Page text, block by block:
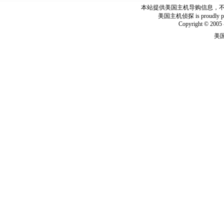
本站提供美国主机导购信息，
美国主机侦探 is proudly
Copyright © 2005
美